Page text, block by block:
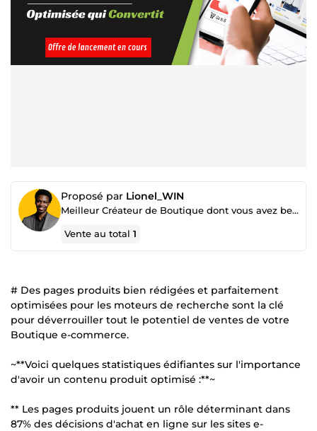
Proposé par Lionel_WIN
Meilleur Créateur de Boutique dont vous avez besoin pour Scaler 🚀
Vente au total1
# Des pages produits bien rédigées et parfaitement
optimisées pour les moteurs de recherche sont la clé
pour déverrouiller tout le potentiel de ventes de votre
Boutique e-commerce.
~**Voici quelques statistiques édifiantes sur l'importance
d'avoir un contenu produit optimisé :**~
** Les pages produits jouent un rôle déterminant dans
87% des décisions d'achat en ligne sur les sites e-